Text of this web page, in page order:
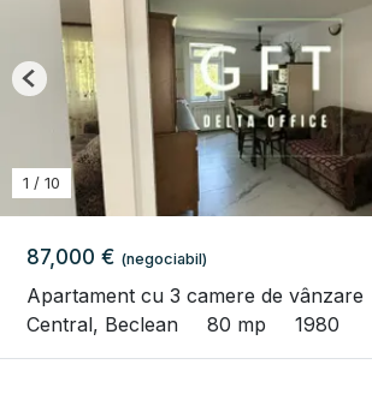
87,000 € (negociabil)
Apartament cu 3 camere de vânzare
Central, Beclean
80 mp 1980
1 / 10
Previous